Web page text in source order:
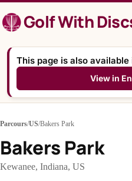
Inhalt
springenGolf With
This page is also available
View in
Parcours/US/Bakers Park
Bakers Park
Kewanee, Indiana, US